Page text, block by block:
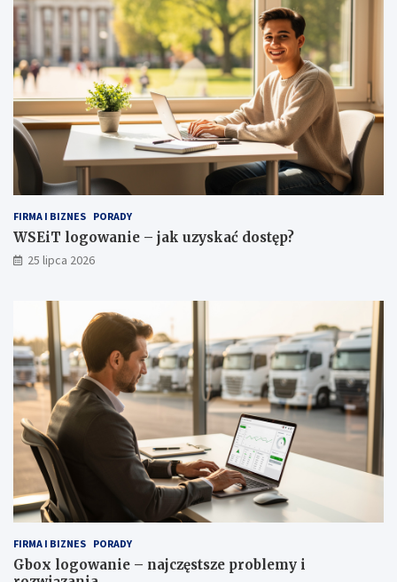
b
i
e
c
e
g
a
d
r
o
b
y
ę
p
?
FIRMA I BIZNES PORADY
WSEiT logowanie – jak uzyskać dostęp?
25 lipca 2026
FIRMA I BIZNES PORADY
Gbox logowanie – najczęstsze problemy i